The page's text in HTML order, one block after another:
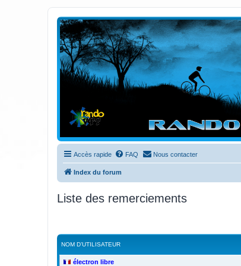
Randovttfree.fr
Bienvenue sur le site des randos vtt et pédestre de Bretagne
Accès rapide FAQ Nous contacter
Index du forum
Liste des remerciements
NOM D’UTILISATEUR
électron libre